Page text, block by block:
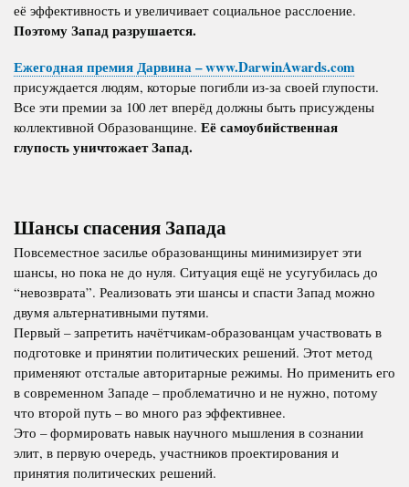
её эффективность и увеличивает социальное расслоение.
Поэтому Запад разрушается.
Ежегодная премия Дарвина – www.DarwinAwards.com
присуждается людям, которые погибли из-за своей глупости.
Все эти премии за 100 лет вперёд должны быть присуждены
коллективной Образованщине. Её самоубийственная
глупость уничтожает Запад.
Шансы спасения Запада
Повсеместное засилье образованщины минимизирует эти
шансы, но пока не до нуля. Ситуация ещё не усугубилась до
“невозврата”. Реализовать эти шансы и спасти Запад можно
двумя альтернативными путями.
Первый – запретить начётчикам-образованцам участвовать в
подготовке и принятии политических решений. Этот метод
применяют отсталые авторитарные режимы. Но применить его
в современном Западе – проблематично и не нужно, потому
что второй путь – во много раз эффективнее.
Это – формировать навык научного мышления в сознании
элит, в первую очередь, участников проектирования и
принятия политических решений.